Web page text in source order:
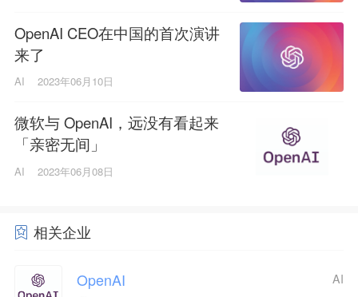
OpenAI CEO在中国的首次演讲
来了
AI 2023年06月10日
微软与 OpenAI，远没有看起来
「亲密无间」
AI 2023年06月08日
相关企业
OpenAI AI